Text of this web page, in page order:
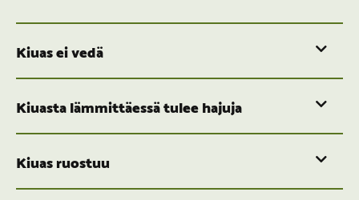
Kiuas ei vedä
Kiuasta lämmittäessä tulee hajuja
Kiuas ruostuu